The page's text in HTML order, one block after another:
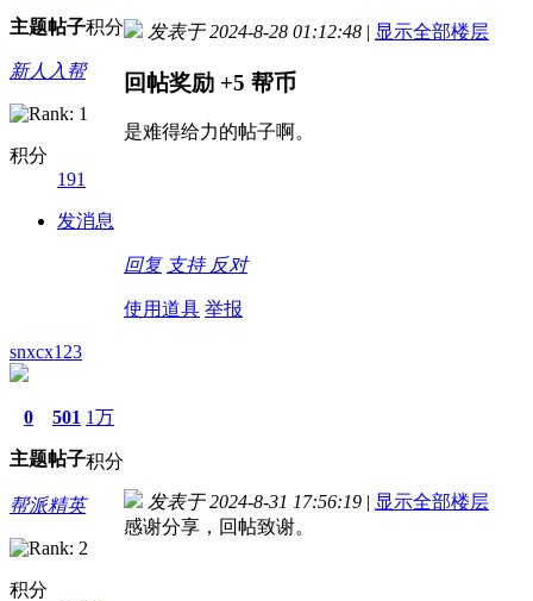
主题帖子积分
新人入帮
积分
191
发消息
发表于 2024-8-28 01:12:48 | 显示全部楼层
回帖奖励 +5 帮币
是难得给力的帖子啊。
回复 支持 反对
使用道具 举报
snxcx123
0
主题
501
帖子
1万
积分
帮派精英
积分
发表于 2024-8-31 17:56:19 | 显示全部楼层
感谢分享，回帖致谢。